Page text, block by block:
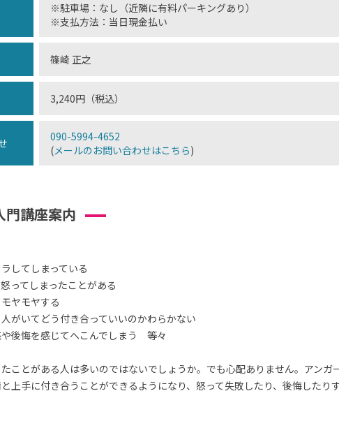
※駐車場：なし（近隣に有料パーキングあり）
※支払方法：当日現金払い
篠崎 正之
3,240円（税込）
090-5994-4652
(メールのお問い合わせはこちら)
門講座案内
してしまっている
ってしまったことがある
ヤモヤする
がいてどう付き合っていいのかわらかない
後悔を感じてへこんでしまう 等々
ことがある人は多いのではないでしょうか。でも心配ありません。アンガ
上手に付き合うことができるようになり、怒って失敗したり、後悔したり